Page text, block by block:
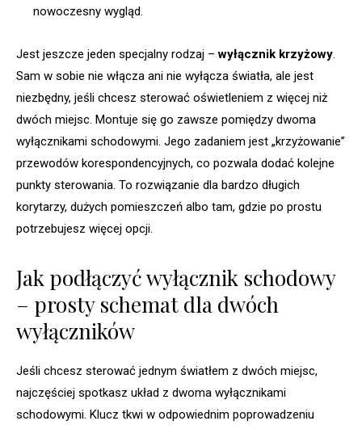
nowoczesny wygląd.
Jest jeszcze jeden specjalny rodzaj –wyłącznik krzyżowy.
Sam w sobie nie włącza ani nie wyłącza światła, ale jest
niezbędny, jeśli chcesz sterować oświetleniem z więcej niż
dwóch miejsc. Montuje się go zawsze pomiędzy dwoma
wyłącznikami schodowymi. Jego zadaniem jest „krzyżowanie”
przewodów korespondencyjnych, co pozwala dodać kolejne
punkty sterowania. To rozwiązanie dla bardzo długich
korytarzy, dużych pomieszczeń albo tam, gdzie po prostu
potrzebujesz więcej opcji.
Jak podłączyć wyłącznik schodowy
– prosty schemat dla dwóch
wyłączników
Jeśli chcesz sterować jednym światłem z dwóch miejsc,
najczęściej spotkasz układ z dwoma wyłącznikami
schodowymi. Klucz tkwi w odpowiednim poprowadzeniu